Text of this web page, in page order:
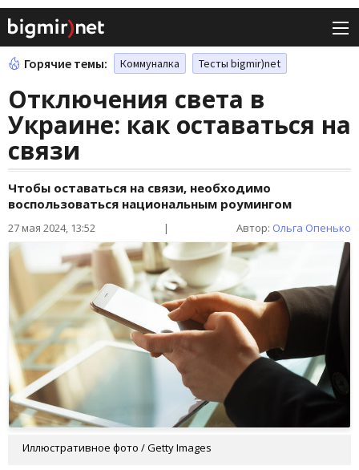
Горячие темы: Коммуналка Тесты bigmir)net
Отключения света в
Украине: как оставаться на
связи
Чтобы оставаться на связи, необходимо
воспользоваться национальным роумингом
27 мая 2024, 13:52 | Автор: Ольга Опенько
Иллюстративное фото / Getty Images